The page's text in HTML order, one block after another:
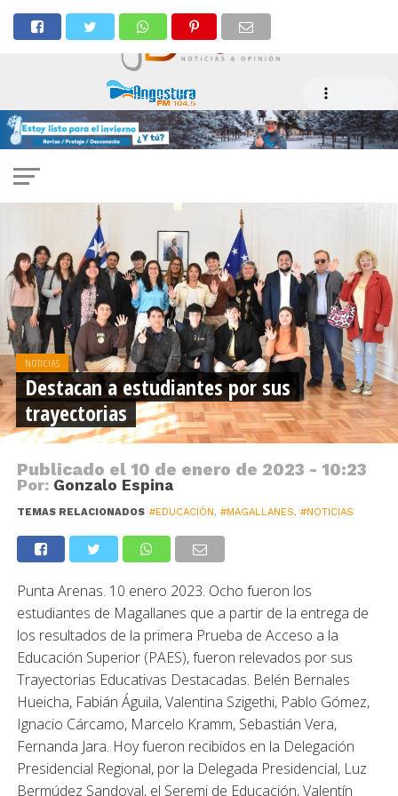
NOTICIAS
Destacan a estudiantes por sus
trayectorias
Publicado el 10 de enero de 2023 - 10:23
Por: Gonzalo Espina
TEMAS RELACIONADOS #EDUCACIÓN, #MAGALLANES, #NOTICIAS
Punta Arenas. 10 enero 2023. Ocho fueron los
estudiantes de Magallanes que a partir de la entrega de
los resultados de la primera Prueba de Acceso a la
Educación Superior (PAES), fueron relevados por sus
Trayectorias Educativas Destacadas. Belén Bernales
Hueicha, Fabián Águila, Valentina Szigethi, Pablo Gómez,
Ignacio Cárcamo, Marcelo Kramm, Sebastián Vera,
Fernanda Jara. Hoy fueron recibidos en la Delegación
Presidencial Regional, por la Delegada Presidencial, Luz
Bermúdez Sandoval, el Seremi de Educación, Valentín